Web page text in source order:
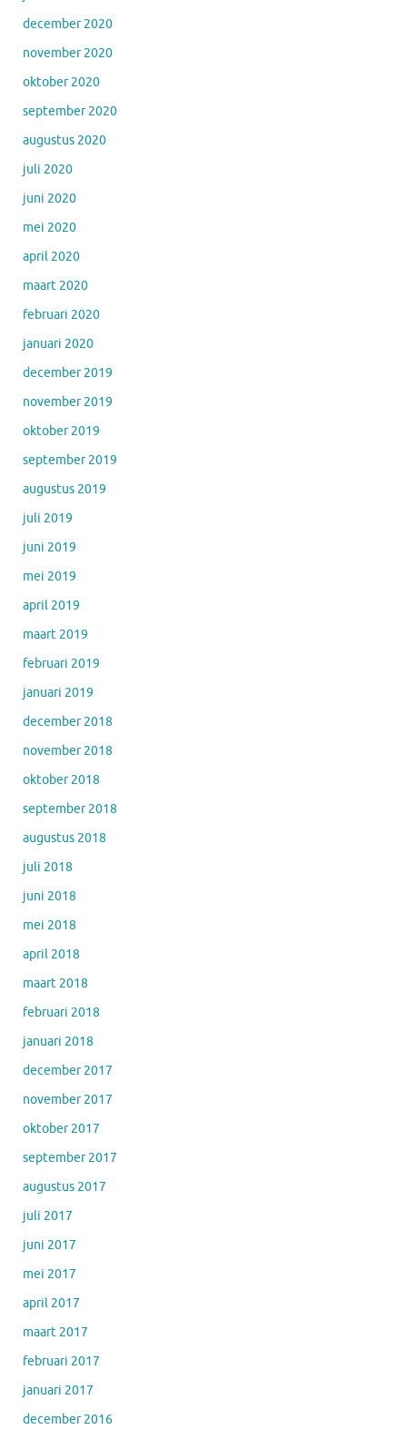
december 2020
november 2020
oktober 2020
september 2020
augustus 2020
juli 2020
juni 2020
mei 2020
april 2020
maart 2020
februari 2020
januari 2020
december 2019
november 2019
oktober 2019
september 2019
augustus 2019
juli 2019
juni 2019
mei 2019
april 2019
maart 2019
februari 2019
januari 2019
december 2018
november 2018
oktober 2018
september 2018
augustus 2018
juli 2018
juni 2018
mei 2018
april 2018
maart 2018
februari 2018
januari 2018
december 2017
november 2017
oktober 2017
september 2017
augustus 2017
juli 2017
juni 2017
mei 2017
april 2017
maart 2017
februari 2017
januari 2017
december 2016